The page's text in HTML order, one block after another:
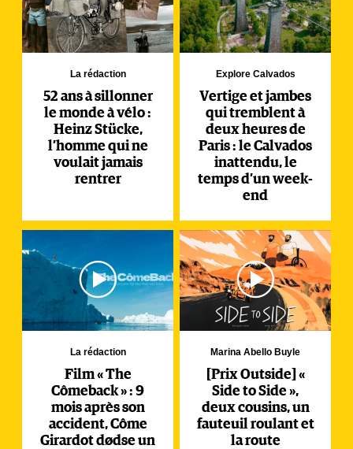
La rédaction
52 ans à sillonner
le monde à vélo :
Heinz Stücke,
l’homme qui ne
voulait jamais
rentrer
Explore Calvados
Vertige et jambes
qui tremblent à
deux heures de
Paris : le Calvados
inattendu, le
temps d’un week-
end
La rédaction
Film « The
Cômeback » : 9
mois après son
accident, Côme
Girardot dødse un
Marina Abello Buyle
[Prix Outside] «
Side to Side »,
deux cousins, un
fauteuil roulant et
la route